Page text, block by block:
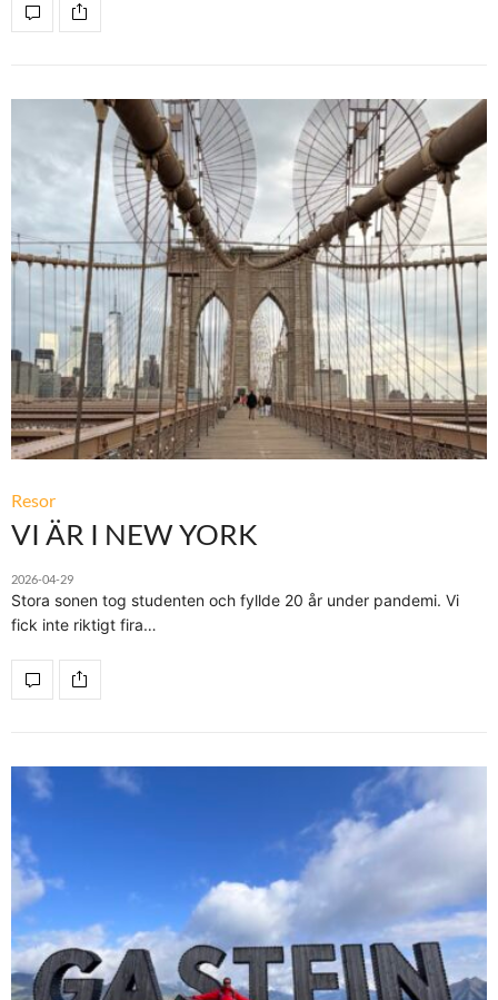
Resor
VI ÄR I NEW YORK
2026-04-29
Stora sonen tog studenten och fyllde 20 år under pandemi. Vi
fick inte riktigt fira…